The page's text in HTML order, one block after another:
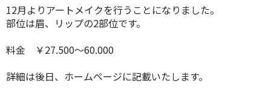
12月よりアートメイクを行うことになりました。
部位は眉、リップの2部位です。
料金 ￥27.500～60.000
詳細は後日、ホームページに記載いたします。